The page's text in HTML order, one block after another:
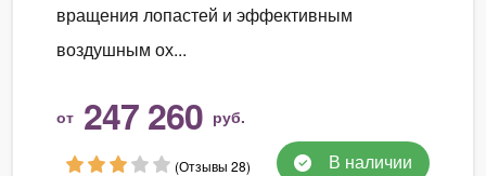
вращения лопастей и эффективным
воздушным ох...
от 247 260 руб.
(Отзывы 28) В наличии